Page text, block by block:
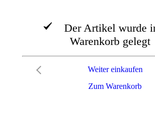
Der Artikel wurde
Warenkorb gelegt
Zum Warenkorb
Weiter einkaufen